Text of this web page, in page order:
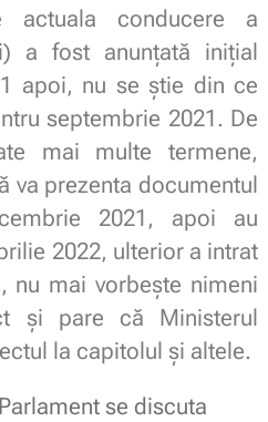
actuala conducere a
a fost anunțată inițial
apoi, nu se știe din ce
septembrie 2021. De
mai multe termene,
va prezenta documentul
2021, apoi au
2022, ulterior a intrat
nu mai vorbește nimeni
și pare că Ministerul
la capitolul și altele.
se discuta